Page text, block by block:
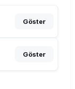
Göster
Göster